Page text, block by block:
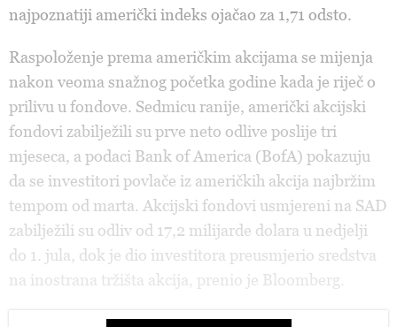
najpoznatiji američki indeks ojačao za 1,71 odsto.
Raspoloženje prema američkim akcijama se mijenja
nakon veoma snažnog početka godine kada je riječ o
prilivu u fondove. Sedmicu ranije, američki akcijski
fondovi zabilježili su prve neto odlive poslije tri
mjeseca, a podaci Bank of America (BofA) pokazuju
da se investitori povlače iz američkih akcija najbržim
tempom od marta. Akcijski fondovi usmjereni na SAD
zabilježili su odliv od 17,2 milijarde dolara u nedjelji
do 1. jula, dok je dio investitora preusmjerio sredstva
na inostrana tržišta akcija, prenio je Bloomberg.